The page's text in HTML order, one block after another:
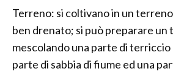
Terreno: si coltivano in un
ben drenato; si può preparare un
mescolando una parte di
parte di sabbia di fiume ed una